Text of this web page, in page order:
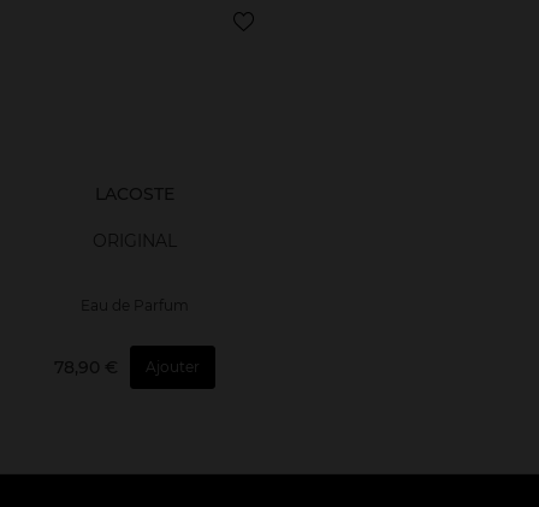
LACOSTE
ORIGINAL
Eau de Parfum
78,90 € Ajouter